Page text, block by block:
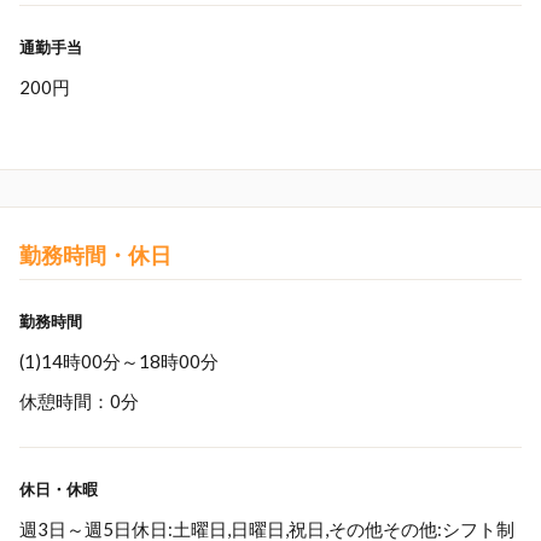
通勤手当
200円
勤務時間・休日
勤務時間
(1)14時00分～18時00分
休憩時間：0分
休日・休暇
週3日～週5日休日:土曜日,日曜日,祝日,その他その他:シフト制